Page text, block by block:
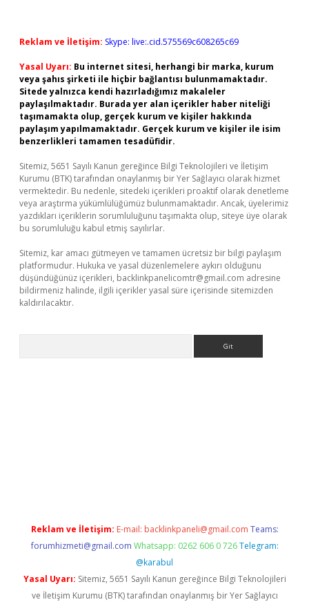
Reklam ve İletişim: Skype: live:.cid.575569c608265c69
Yasal Uyarı: Bu internet sitesi, herhangi bir marka, kurum
veya şahıs şirketi ile hiçbir bağlantısı bulunmamaktadır.
Sitede yalnızca kendi hazırladığımız makaleler
paylaşılmaktadır. Burada yer alan içerikler haber niteliği
taşımamakta olup, gerçek kurum ve kişiler hakkında
paylaşım yapılmamaktadır. Gerçek kurum ve kişiler ile isim
benzerlikleri tamamen tesadüfidir.
Sitemiz, 5651 Sayılı Kanun gereğince Bilgi Teknolojileri ve İletişim
Kurumu (BTK) tarafından onaylanmış bir Yer Sağlayıcı olarak hizmet
vermektedir. Bu nedenle, sitedeki içerikleri proaktif olarak denetleme
veya araştırma yükümlülüğümüz bulunmamaktadır. Ancak, üyelerimiz
yazdıkları içeriklerin sorumluluğunu taşımakta olup, siteye üye olarak
bu sorumluluğu kabul etmiş sayılırlar.
Sitemiz, kar amacı gütmeyen ve tamamen ücretsiz bir bilgi paylaşım
platformudur. Hukuka ve yasal düzenlemelere aykırı olduğunu
düşündüğünüz içerikleri, backlinkpanelicomtr@gmail.com adresine
bildirmeniz halinde, ilgili içerikler yasal süre içerisinde sitemizden
kaldırılacaktır.
Reklam ve İletişim: E-mail: backlinkpaneli@gmail.com Teams:
forumhizmeti@gmail.com Whatsapp: 0262 606 0 726 Telegram:
@karabul
Yasal Uyarı: Sitemiz, 5651 Sayılı Kanun gereğince Bilgi Teknolojileri
ve İletişim Kurumu (BTK) tarafından onaylanmış bir Yer Sağlayıcı